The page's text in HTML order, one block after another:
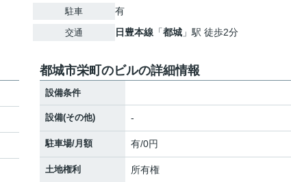
駐車 有
交通 日豊本線 「都城 」駅 徒歩2分
都城市栄町のビルの詳細情報
設備条件
設備(その他) -
駐車場/月額 有/0円
土地権利 所有権